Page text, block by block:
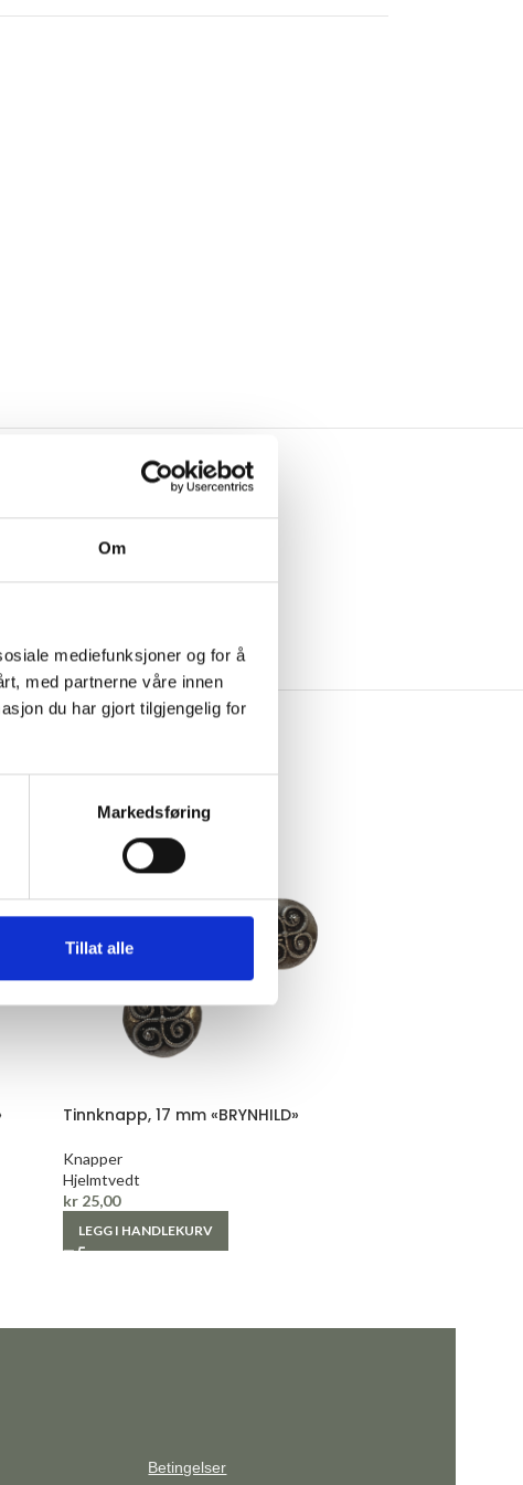
Om
mediefunksjoner og for å
med partnerne våre innen
du har gjort tilgjengelig for
Markedsføring
Tillat alle
Tinnknapp, 17 mm «BRYNHILD»
Knapper
Hjelmtvedt
kr25,00
LEGG I HANDLEKURV
Betingelser